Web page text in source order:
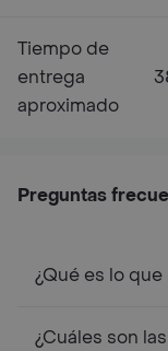
Tiempo de
entrega
aproximado
Preguntas
¿Qué es lo
¿Cuáles son